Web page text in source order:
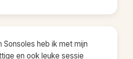
Sonsoles heb ik met mijn
en ook leuke sessie